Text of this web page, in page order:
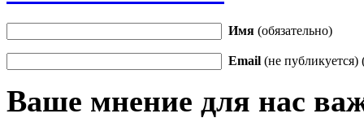
Имя (обязательно)
Email (не публикуется)
Ваше мнение для нас